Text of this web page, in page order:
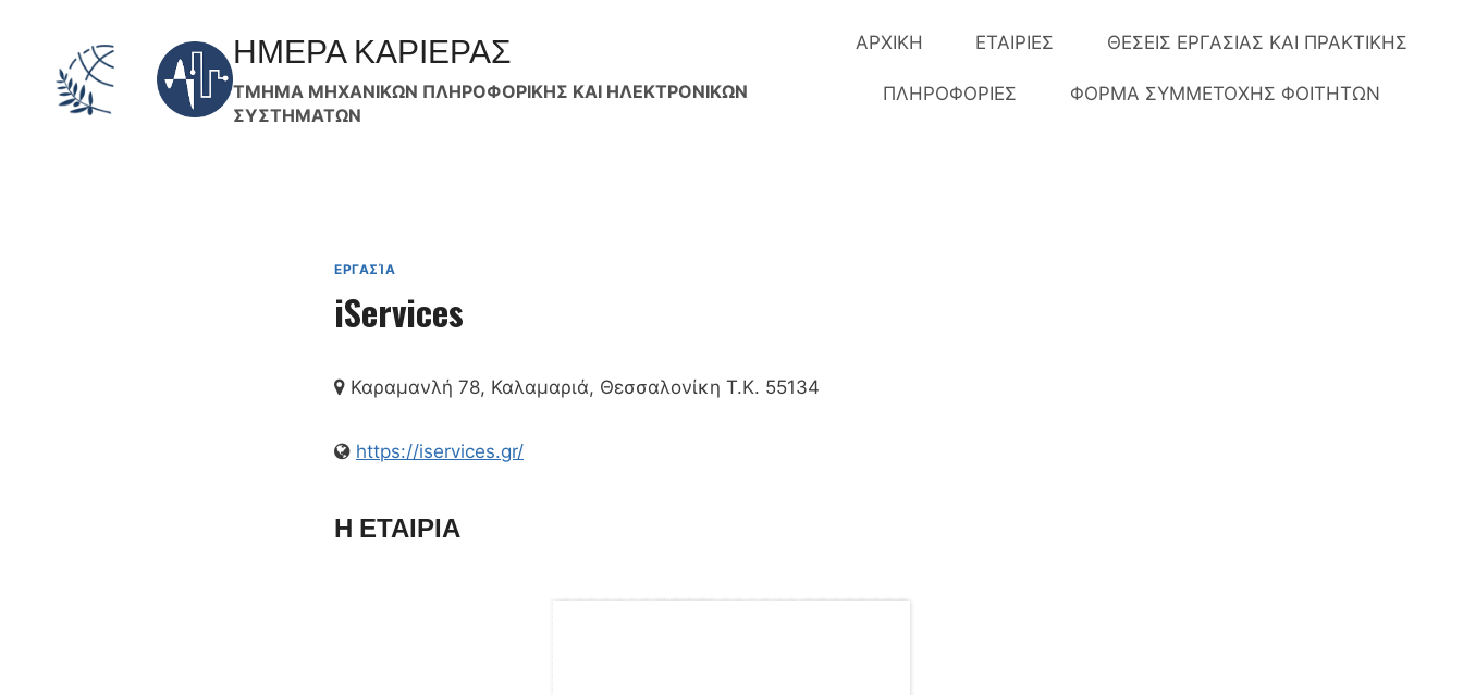
content
ΗΜΕΡΑ ΚΑΡΙΕΡΑΣ
ΤΜΗΜΑ ΜΗΧΑΝΙΚΩΝ ΠΛΗΡΟΦΟΡΙΚΗΣ ΚΑΙ ΗΛΕΚΤΡΟΝΙΚΩΝ
ΣΥΣΤΗΜΑΤΩΝ
ΑΡΧΙΚΗ ΕΤΑΙΡΙΕΣ ΘΕΣΕΙΣ ΕΡΓΑΣΙΑΣ ΚΑΙ ΠΡΑΚΤΙΚΗΣ
ΠΛΗΡΟΦΟΡΙΕΣ ΦΟΡΜΑ ΣΥΜΜΕΤΟΧΗΣ ΦΟΙΤΗΤΩΝ
ΕΡΓΑΣΊΑ
iServices
Καραμανλή 78, Καλαμαριά, Θεσσαλονίκη Τ.Κ. 55134
https://iservices.gr/
Η ΕΤΑΙΡΙΑ